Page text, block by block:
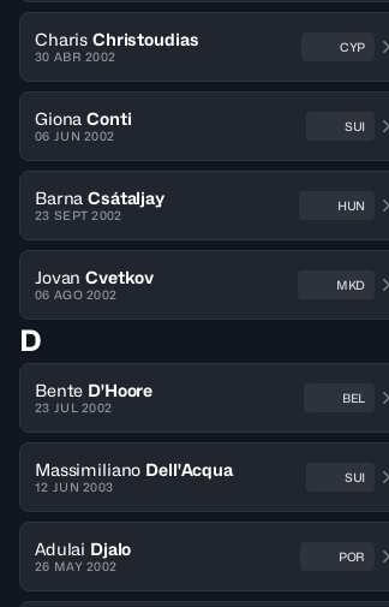
Charis Christoudias
30 ABR 2002
CYP
Giona Conti
06 JUN 2002
SUI
Barna Csátaljay
23 SEPT 2002
HUN
Jovan Cvetkov
06 AGO 2002
MKD
D
Bente D'Hoore
23 JUL 2002
BEL
Massimiliano Dell'Acqua
12 JUN 2003
SUI
Adulai Djalo
26 MAY 2002
POR